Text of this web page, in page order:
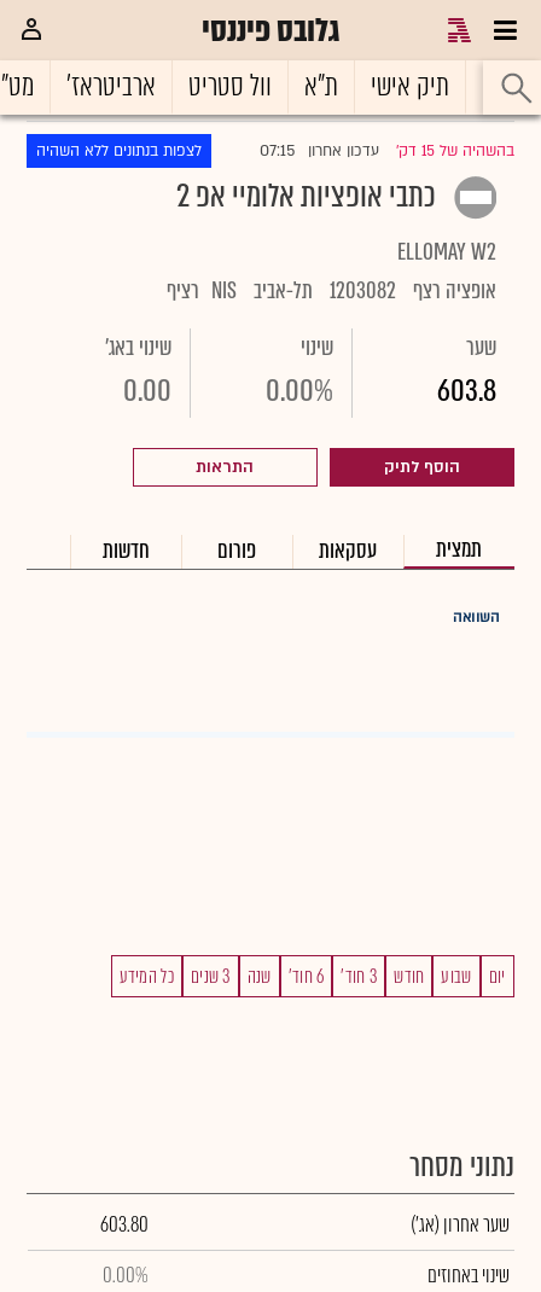
גלובס פיננסי
ראשי תיק אישי ת"א וול סטריט ארביטראז'
בהשהיה של 15 דק' |עדכון אחרון 07:15 לצפות בנתונים ללא השהיה
כתבי אופציות אלומיי אפ 2
ELLOMAY W2
אופציה רצף 1203082 תל-אביב NIS רציף
שער
603.8
שינוי
0.00%
שינוי באג'
0.00
הוסף לתיק התראות
תמצית עסקאות פורום חדשות
השוואה
יום שבוע חודש 3 חוד' 6 חוד' שנה 3 שנים כל המידע
נתוני מסחר
שער אחרון (אג')
603.80
שינוי באחוזים
0.00%